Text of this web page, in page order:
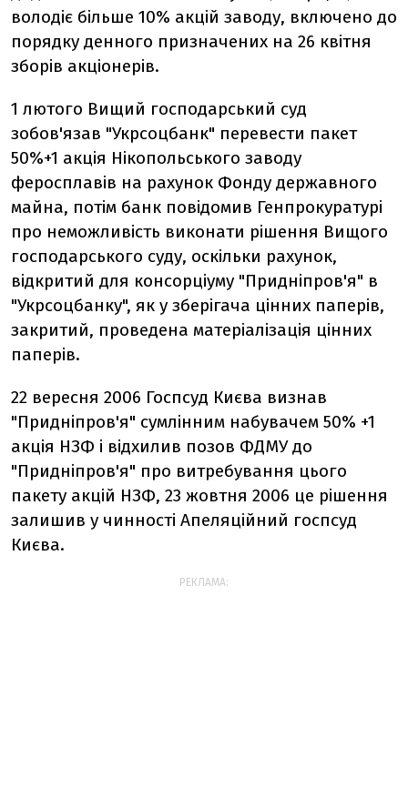
володіє більше 10% акцій заводу, включено до
порядку денного призначених на 26 квітня
зборів акціонерів.
1 лютого Вищий господарський суд
зобов'язав "Укрсоцбанк" перевести пакет
50%+1 акція Нікопольського заводу
феросплавів на рахунок Фонду державного
майна, потім банк повідомив Генпрокуратурі
про неможливість виконати рішення Вищого
господарського суду, оскільки рахунок,
відкритий для консорціуму "Придніпров'я" в
"Укрсоцбанку", як у зберігача цінних паперів,
закритий, проведена матеріалізація цінних
паперів.
22 вересня 2006 Госпсуд Києва визнав
"Придніпров'я" сумлінним набувачем 50% +1
акція НЗФ і відхилив позов ФДМУ до
"Придніпров'я" про витребування цього
пакету акцій НЗФ, 23 жовтня 2006 це рішення
залишив у чинності Апеляційний госпсуд
Києва.
РЕКЛАМА: